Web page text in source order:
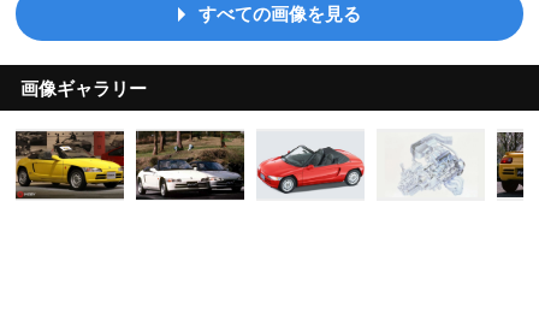
すべての画像を見る
画像ギャラリー